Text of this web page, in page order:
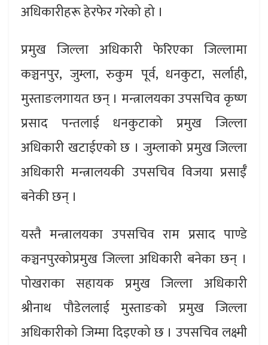
अधिकारीहरू हेरफेर गरेको हो ।
प्रमुख जिल्ला अधिकारी फेरिएका जिल्लामा
कञ्चनपुर, जुम्ला, रुकुम पूर्व, धनकुटा, सर्लाही,
मुस्ताङलगायत छन् । मन्त्रालयका उपसचिव कृष्ण
प्रसाद पन्तलाई धनकुटाको प्रमुख जिल्ला
अधिकारी खटाईएको छ । जुम्लाको प्रमुख जिल्ला
अधिकारी मन्त्रालयकी उपसचिव विजया प्रसाईँ
बनेकी छन् ।
यस्तै मन्त्रालयका उपसचिव राम प्रसाद पाण्डे
कञ्चनपुरकोप्रमुख जिल्ला अधिकारी बनेका छन् ।
पोखराका सहायक प्रमुख जिल्ला अधिकारी
श्रीनाथ पौडेललाई मुस्ताङको प्रमुख जिल्ला
अधिकारीको जिम्मा दिइएको छ । उपसचिव लक्ष्मी